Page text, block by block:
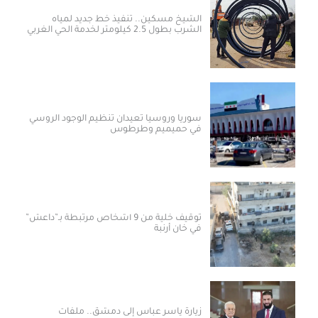
الشيخ مسكين.. تنفيذ خط جديد لمياه
الشرب بطول 2.5 كيلومتر لخدمة الحي الغربي
سوريا وروسيا تعيدان تنظيم الوجود الروسي
في حميميم وطرطوس
توقيف خلية من 9 أشخاص مرتبطة بـ”داعش”
في خان أرنبة
زيارة ياسر عباس إلى دمشق.. ملفات